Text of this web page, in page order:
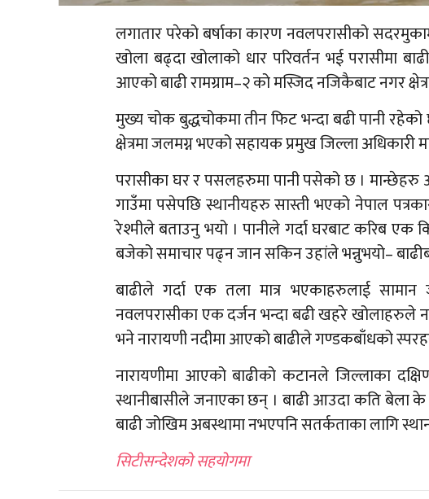
लगातार परेको बर्षाका कारण नवलपरासीको
खोला बढ्दा खोलाको धार परिवर्तन भई परासीमा
आएको बाढी रामग्राम–२ को मस्जिद नजिकैबाट नगर
मुख्य चोक बुद्धचोकमा तीन फिट भन्दा बढी पानी रहेको
क्षेत्रमा जलमग्न भएको सहायक प्रमुख जिल्ला अधिकारी
परासीका घर र पसलहरुमा पानी पसेको छ ।
गाउँमा पसेपछि स्थानीयहरु सास्ती भएको नेपाल
रेश्मीले बताउनु भयो । पानीले गर्दा घरबाट करिब एक
बजेको समाचार पढ्न जान सकिन उहांले भन्नुभयो–
बाढीले गर्दा एक तला मात्र भएकाहरुलाई
नवलपरासीका एक दर्जन भन्दा बढी खहरे खोलाहरुले
भने नारायणी नदीमा आएको बाढीले गण्डकबाँधको
नारायणीमा आएको बाढीको कटानले जिल्लाका
स्थानीबासीले जनाएका छन् । बाढी आउदा कति बेला के
बाढी जोखिम अबस्थामा नभएपनि सतर्कताका लागि
सिटीसन्देशको सहयोगमा